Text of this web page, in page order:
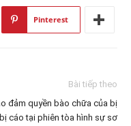
Pinterest
Bài tiếp theo
đảm quyền bào chữa của bị
cáo tại phiên tòa hình sự sơ